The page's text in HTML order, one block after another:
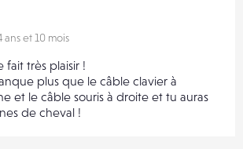
ans et 10 mois
fait très plaisir !
plus que le câble clavier à
et le câble souris à droite et tu auras
de cheval !